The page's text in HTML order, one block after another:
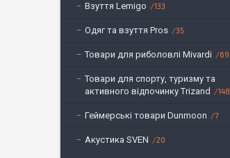
Взуття Lemigo 133
Одяг та взуття Pros 35
Товари для риболовлі Mivardi 69
Товари для спорту, туризму та
активного відпочинку Trizand
148
Геймерські товари Dunmoon 7
Акустика SVEN 20